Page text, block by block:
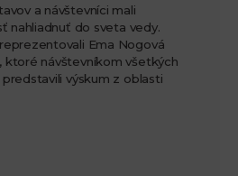
a návštevníci mali
nahliadnuť do sveta vedy.
Ema Nogová
ktoré návštevníkom všetkých
výskum z oblasti